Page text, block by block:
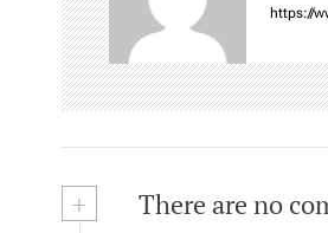
i
g
a
t
https://
+ There are no